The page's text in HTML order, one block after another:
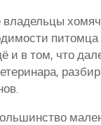
питомца
и в том, что